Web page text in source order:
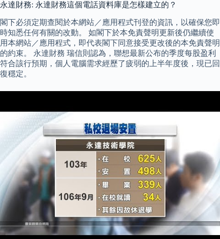
永達財務: 永達財務這個電話資料庫是怎樣建立的？
閣下必須定期查閱於本網站／應用程式刊登的資訊，以確保您即
時知悉任何有關的改動。 如閣下於本免責聲明更新後仍繼續使
用本網站／應用程式，即代表閣下同意接受更改後的本免責聲明
的約束。 永達財務 瑞信則認為，聯想最新公布的季度每股盈利
符合該行預期，個人電腦需求經歷了疲弱的上半年度後，現已回
復穩定。